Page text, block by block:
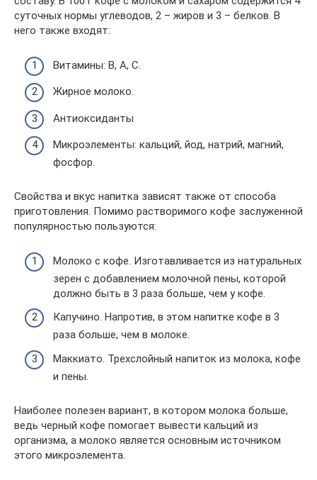
суточных нормы углеводов, 2 – жиров и 3 – белков. В
него также входят:
Витамины: B, A, C.
Жирное молоко.
Антиоксиданты
Микроэлементы: кальций, йод, натрий, магний,
фосфор.
Свойства и вкус напитка зависят также от способа
приготовления. Помимо растворимого кофе заслуженной
популярностью пользуются:
Молоко с кофе. Изготавливается из натуральных
зерен с добавлением молочной пены, которой
должно быть в 3 раза больше, чем у кофе.
Капучино. Напротив, в этом напитке кофе в 3
раза больше, чем в молоке.
Маккиато. Трехслойный напиток из молока, кофе
и пены.
Наиболее полезен вариант, в котором молока больше,
ведь черный кофе помогает вывести кальций из
организма, а молоко является основным источником
этого микроэлемента.